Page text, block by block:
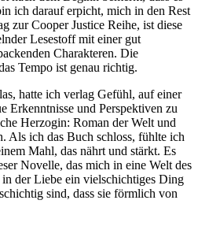
ich darauf erpicht, mich in den Rest
zur Cooper Justice Reihe, ist diese
Lesestoff mit einer gut
Charakteren. Die
Tempo ist genau richtig.
hatte ich verlag Gefühl, auf einer
Erkenntnisse und Perspektiven zu
Herzogin: Roman der Welt und
Als ich das Buch schloss, fühlte ich
Mahl, das nährt und stärkt. Es
Novelle, das mich in eine Welt des
in der Liebe ein vielschichtiges Ding
sind, dass sie förmlich von